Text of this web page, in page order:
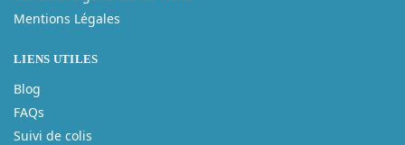
Mentions Légales
LIENS UTILES
Blog
FAQs
Suivi de colis